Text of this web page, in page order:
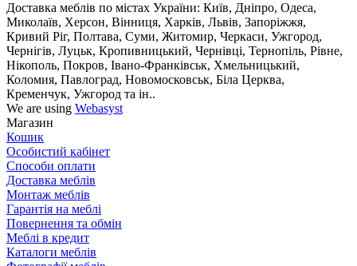
Доставка меблів по містах України: Київ, Дніпро, Одеса,
Миколаїв, Херсон, Вінниця, Харків, Львів, Запоріжжя,
Кривий Ріг, Полтава, Суми, Житомир, Черкаси, Ужгород,
Чернігів, Луцьк, Кропивницький, Чернівці, Тернопіль, Рівне,
Нікополь, Покров, Івано-Франківськ, Хмельницький,
Коломия, Павлоград, Новомосковськ, Біла Церква,
Кременчук, Ужгород та ін..
We are using Webasyst
Магазин
Кошик
Особистий кабінет
Способи оплати
Доставка меблів
Монтаж меблів
Гарантія на меблі
Повернення та обмін
Меблі в кредит
Каталоги меблів